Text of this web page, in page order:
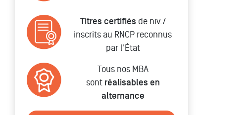
Titres certifiés de niv.7
inscrits au RNCP reconnus
par l'État
Tous nos MBA
sont réalisables en
alternance